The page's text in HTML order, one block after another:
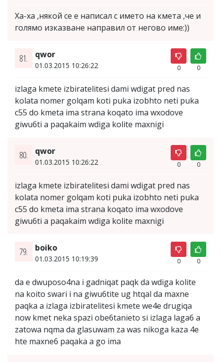
Ха-ха ,някой се е написал с името на кмета ,че и
голямо изказване направил от негово име:))
81. qwor
01.03.2015 10:26:22 0 0
izlaga kmete izbiratelitesi dami wdigat pred nas
kolata nomer golqam koti puka izobhto neti puka
c55 do kmeta ima strana koqato ima wxodove
giwu6ti a paqakaim wdiga kolite maxnigi
80. qwor
01.03.2015 10:26:22 0 0
izlaga kmete izbiratelitesi dami wdigat pred nas
kolata nomer golqam koti puka izobhto neti puka
c55 do kmeta ima strana koqato ima wxodove
giwu6ti a paqakaim wdiga kolite maxnigi
79. boiko
01.03.2015 10:19:39 0 0
da e dwuposo4na i gadniqat paqk da wdiga kolite
na koito swari i na giwu6tite ug htqal da maxne
paqka a izlaga izbiratelitesi kmete we4e drugiqa
now kmet neka spazi obe6tanieto si izlaga laga6 a
zatowa nqma da glasuwam za was nikoga kaza 4e
hte maxne6 paqaka a go ima